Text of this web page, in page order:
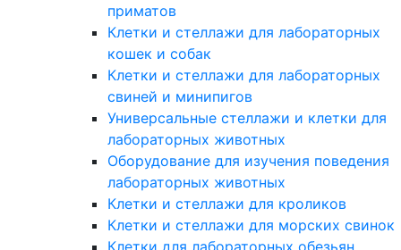
приматов
Клетки и стеллажи для лабораторных
кошек и собак
Клетки и стеллажи для лабораторных
свиней и минипигов
Универсальные стеллажи и клетки для
лабораторных животных
Оборудование для изучения поведения
лабораторных животных
Клетки и стеллажи для кроликов
Клетки и стеллажи для морских свинок
Клетки для лабораторных обезьян